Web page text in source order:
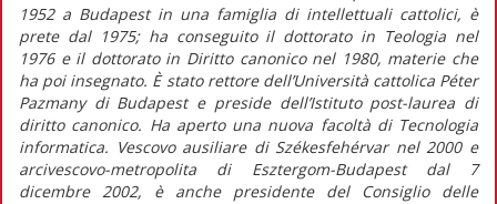
1952 a Budapest in una famiglia di intellettuali cattolici, è
prete dal 1975; ha conseguito il dottorato in Teologia nel
1976 e il dottorato in Diritto canonico nel 1980, materie che
ha poi insegnato. È stato rettore dell’Università cattolica Péter
Pazmany di Budapest e preside dell’Istituto post-laurea di
diritto canonico. Ha aperto una nuova facoltà di Tecnologia
informatica. Vescovo ausiliare di Székesfehérvar nel 2000 e
arcivescovo-metropolita di Esztergom-Budapest dal 7
dicembre 2002, è anche presidente del Consiglio delle